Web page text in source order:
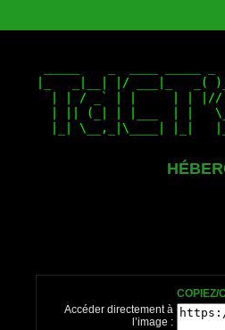
COPIEZ/
Accéder directement à
l’image :